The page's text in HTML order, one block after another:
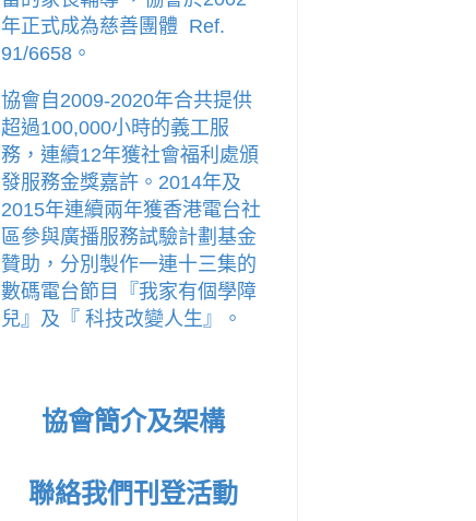
年正式成為慈善團體  Ref.
91/6658。
協會 自2009-2020年合共提供
超過100,000小時的義工服
務，連續12年獲社會福利處頒
發服務金獎嘉許。 2014年及
2015年連續兩年獲香港電台社
區參與廣播服務試驗計劃基金
贊助，分別製作一連十三集的
數碼電台節目『我家有個學障
兒』及『 科技改變人生』。
協會簡介及架構
聯絡我們刊登活動